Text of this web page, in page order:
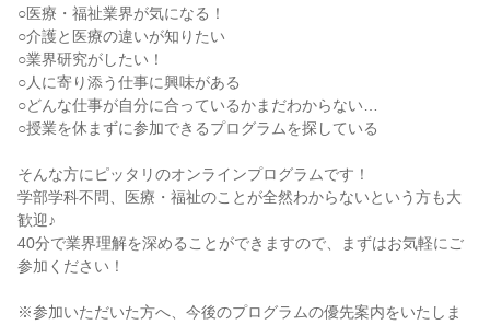
○医療・福祉業界が気になる！
○介護と医療の違いが知りたい
○業界研究がしたい！
○人に寄り添う仕事に興味がある
○どんな仕事が自分に合っているかまだわからない…
○授業を休まずに参加できるプログラムを探している
そんな方にピッタリのオンラインプログラムです！
学部学科不問、医療・福祉のことが全然わからないという方も大
歓迎♪
40分で業界理解を深めることができますので、まずはお気軽にご
参加ください！
※参加いただいた方へ、今後のプログラムの優先案内をいたしま